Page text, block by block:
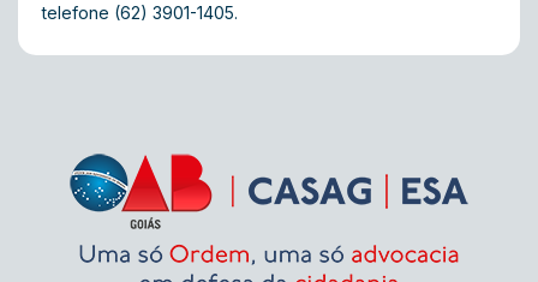
telefone (62) 3901-1405.